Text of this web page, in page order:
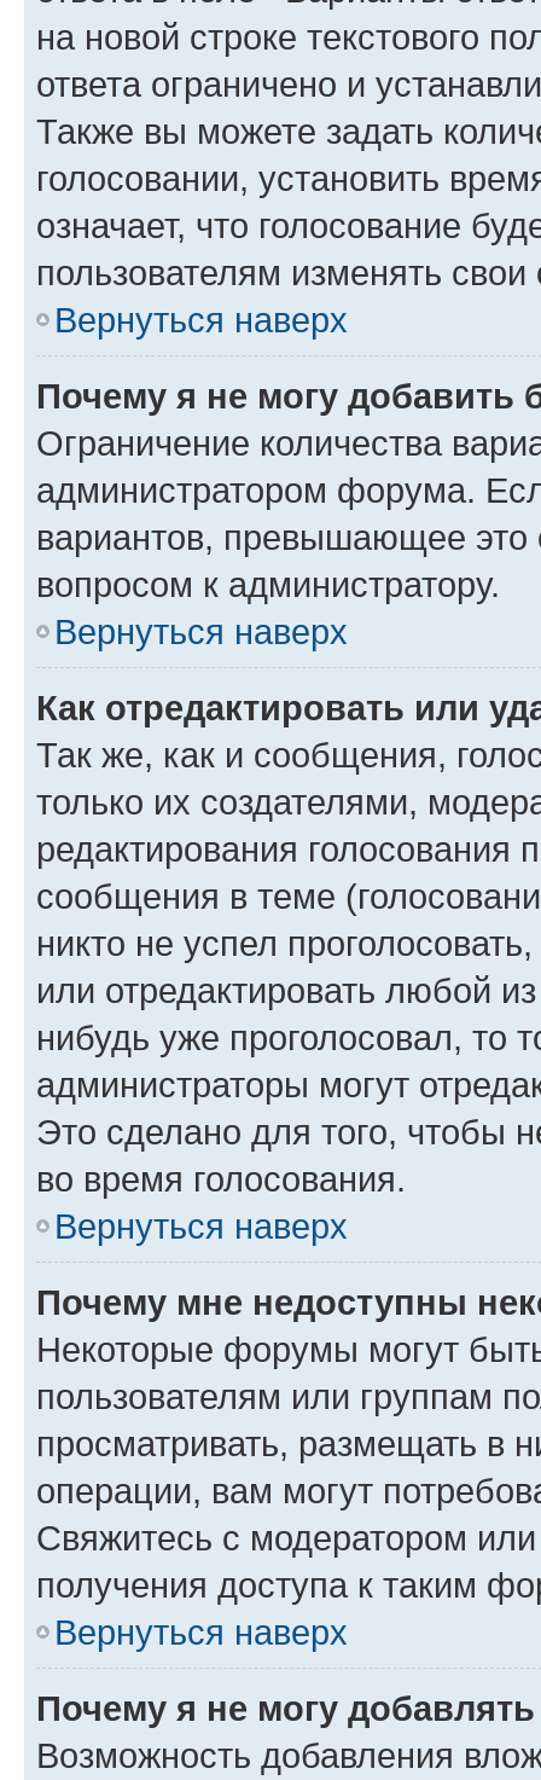
на новой строке текстового
ответа ограничено и
Также вы можете задать
голосовании, установить
означает, что голосование
пользователям изменять свои
Вернуться наверх
Почему я не могу добавить
Ограничение количества
администратором форума.
вариантов, превышающее это
вопросом к администратору.
Вернуться наверх
Как отредактировать или
Так же, как и сообщения,
только их создателями,
редактирования голосования
сообщения в теме
никто не успел
или отредактировать любой
нибудь уже проголосовал, то
администраторы могут
Это сделано для того, чтобы
во время голосования.
Вернуться наверх
Почему мне недоступны
Некоторые форумы могут
пользователям или группам
просматривать, размещать в
операции, вам могут
Свяжитесь с модератором
получения доступа к таким
Вернуться наверх
Почему я не могу
Возможность добавления